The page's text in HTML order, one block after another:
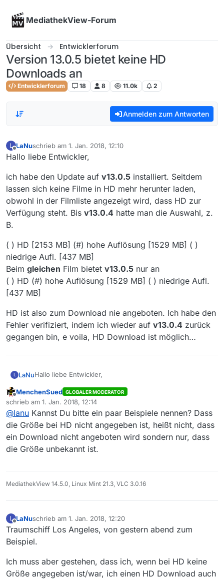
MediathekView-Forum
Übersicht Entwicklerforum
Version 13.0.5 bietet keine HD
Downloads an
Entwicklerforum 18 8 11.0k 2
Anmelden zum Antworten
L
Offline
LaNuschrieb am 1. Jan. 2018, 12:10
zuletzt editiert von
Hallo liebe Entwickler,
ich habe den Update auf v13.0.5 installiert. Seitdem
lassen sich keine Filme in HD mehr herunter laden,
obwohl in der Filmliste angezeigt wird, dass HD zur
Verfügung steht. Bis v13.0.4 hatte man die Auswahl, z.
B.
( ) HD [2153 MB] (#) hohe Auflösung [1529 MB] ( )
niedrige Aufl. [437 MB]
Beim gleichen Film bietet v13.0.5 nur an
( ) HD (#) hohe Auflösung [1529 MB] ( ) niedrige Aufl.
[437 MB]
HD ist also zum Download nie angeboten. Ich habe den
Fehler verifiziert, indem ich wieder auf v13.0.4 zurück
gegangen bin, e voila, HD Download ist möglich…
L LaNuHallo liebe Entwickler,
ich habe den Update aufv13.0.5
lassen sich keine Filme in HD mehr herunter laden,
obwohl in der Filmliste angezeigt wird, dass HD zur
Verfügung steht. Bisv13.0.4hatte man die Auswahl, z.
( ) HD [2153 MB] (#) hohe Auflösung [1529 MB] ( )
niedrige Aufl. [437 MB]
Beim
gleichen Film bietetv13.0.5 nur an
( ) HD (#) hohe Auflösung [1529 MB] ( ) niedrige Aufl.
[437 MB]
HD ist also zum Download nie angeboten. Ich habe den
Fehler verifiziert, indem ich wieder aufv13.0.4zurück
gegangen bin, e voila, HD Download ist möglich…
Offline
MenchenSued GLOBALER MODERATOR
schrieb am 1. Jan. 2018, 12:14
zuletzt editiert von
@lanu Kannst Du bitte ein paar Beispiele nennen? Dass
die Größe bei HD nicht angegeben ist, heißt nicht, dass
ein Download nicht angeboten wird sondern nur, dass
die Größe unbekannt ist.
MediathekView 14.5.0, Linux Mint 21.3, VLC 3.0.16
L LaNuschrieb am 1. Jan. 2018, 12:20
zuletzt editiert von
Traumschiff Los Angeles, von gestern abend zum
Beispiel.
Ich muss aber gestehen, dass ich, wenn bei HD keine
Größe angegeben ist/war, ich einen HD Download auch